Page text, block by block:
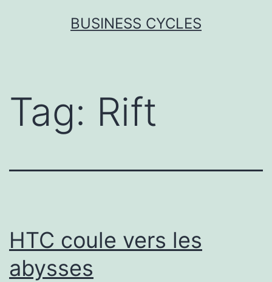
BUSINESS CYCLES
Tag: Rift
HTC coule vers les
abysses